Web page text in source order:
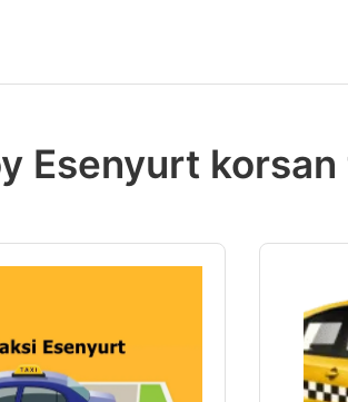
Esenyurt korsan